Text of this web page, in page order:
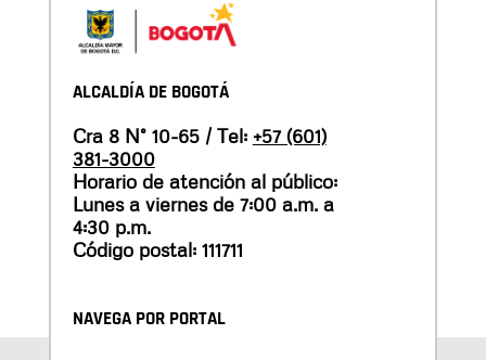
ALCALDÍA DE BOGOTÁ
Cra 8 N° 10-65 / Tel: +57 (601)
381-3000
Horario de atención al público:
Lunes a viernes de 7:00 a.m. a
4:30 p.m.
Código postal: 111711
NAVEGA POR PORTAL